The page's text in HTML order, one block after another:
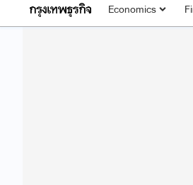
Economics